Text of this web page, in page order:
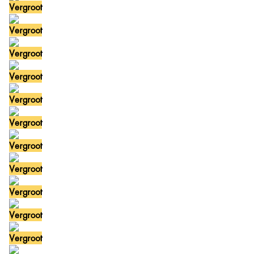
Vergroot
Vergroot
Vergroot
Vergroot
Vergroot
Vergroot
Vergroot
Vergroot
Vergroot
Vergroot
Vergroot